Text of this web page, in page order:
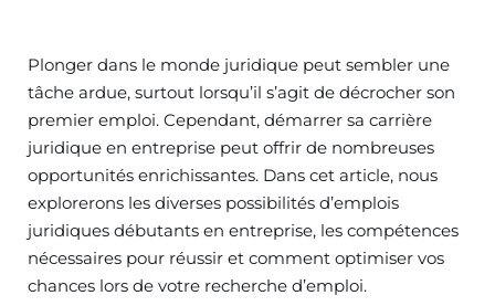
Plonger dans le monde juridique peut sembler une
tâche ardue, surtout lorsqu’il s’agit de décrocher son
premier emploi. Cependant, démarrer sa carrière
juridique en entreprise peut offrir de nombreuses
opportunités enrichissantes. Dans cet article, nous
explorerons les diverses possibilités d’emplois
juridiques débutants en entreprise, les compétences
nécessaires pour réussir et comment optimiser vos
chances lors de votre recherche d’emploi.